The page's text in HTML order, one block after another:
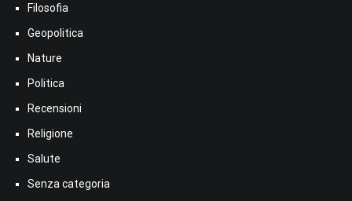
Filosofia
Geopolitica
Nature
Politica
Recensioni
Religione
Salute
Senza categoria